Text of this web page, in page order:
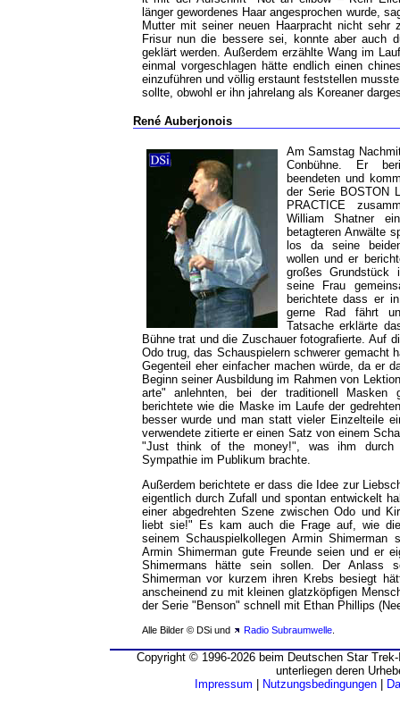
länger gewordenes Haar angesprochen wurde,
Mutter mit seiner neuen Haarpracht nicht sehr
Frisur nun die bessere sei, konnte aber auch
geklärt werden. Außerdem erzählte Wang im
einmal vorgeschlagen hätte endlich einen
einzuführen und völlig erstaunt feststellen
sollte, obwohl er ihn jahrelang als Koreaner
René Auberjonois
Am Samstag
Conbühne. Er
beendeten und
der Serie BOSTON
PRACTICE
William Shatner
betagteren Anwälte
los da seine
wollen und er
großes
seine Frau
berichtete dass er
gerne Rad fährt
Tatsache erklärte
Bühne trat und die Zuschauer fotografierte. Auf
Odo trug, das Schauspielern schwerer gemacht
Gegenteil eher einfacher machen würde, da er
Beginn seiner Ausbildung im Rahmen von
arte" anlehnten, bei der traditionell Masken
berichtete wie die Maske im Laufe der
besser wurde und man statt vieler Einzelteile
verwendete zitierte er einen Satz von einem
"Just think of the money!", was ihm durch
Sympathie im Publikum brachte.
Außerdem berichtete er dass die Idee zur
eigentlich durch Zufall und spontan entwickelt
einer abgedrehten Szene zwischen Odo und
liebt sie!" Es kam auch die Frage auf, wie
seinem Schauspielkollegen Armin
Armin Shimerman gute Freunde seien und er
Shimermans hätte sein sollen. Der Anlass
Shimerman vor kurzem ihren Krebs besiegt
anscheinend zu mit kleinen glatzköpfigen
der Serie "Benson" schnell mit Ethan Phillips
Alle Bilder © DSi und Radio Subraumwelle.
Copyright © 1996-2026 beim Deutschen Star
unterliegen deren
Impressum
Nutzungsbedingungen